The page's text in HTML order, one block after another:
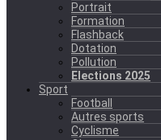
Portrait
Formation
Flashback
Dotation
Pollution
Elections 2025
Sport
Football
Autres sports
Cyclisme